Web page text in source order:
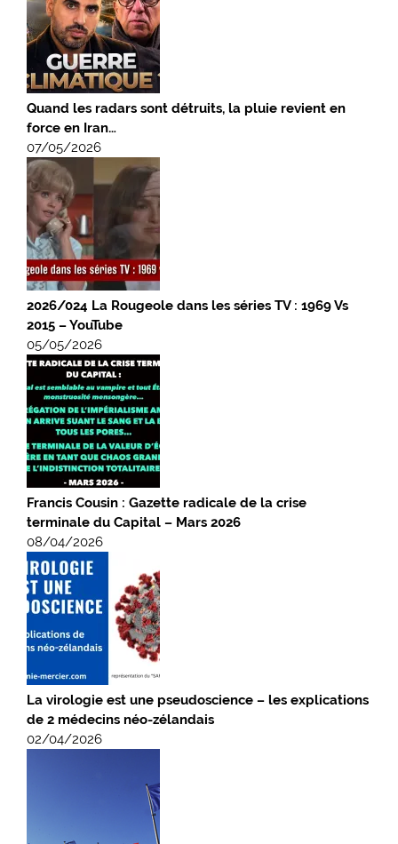
Quand les radars sont détruits, la pluie revient en
force en Iran…
07/05/2026
2026/024 La Rougeole dans les séries TV : 1969 Vs
2015 – YouTube
05/05/2026
Francis Cousin : Gazette radicale de la crise
terminale du Capital – Mars 2026
08/04/2026
La virologie est une pseudoscience – les explications
de 2 médecins néo-zélandais
02/04/2026